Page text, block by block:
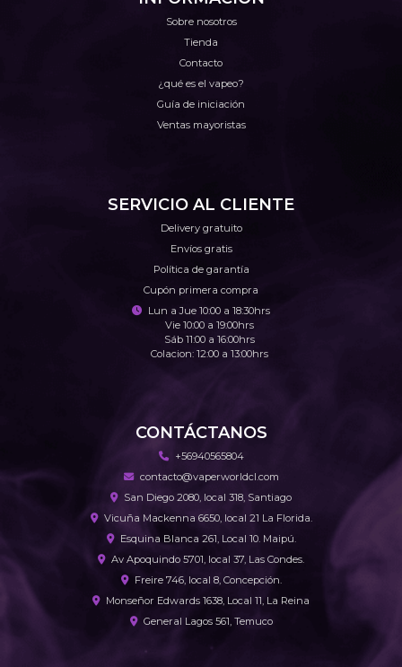
Sobre nosotros
Tienda
Contacto
¿qué es el vapeo?
Guía de iniciación
Ventas mayoristas
SERVICIO AL CLIENTE
Delivery gratuito
Envíos gratis
Política de garantía
Cupón primera compra
Lun a Jue 10:00 a 18:30hrs
Vie 10:00 a 19:00hrs
Sáb 11:00 a 16:00hrs
Colacion: 12:00 a 13:00hrs
CONTÁCTANOS
+56940565804
contacto@vaperworldcl.com
San Diego 2080, local 318, Santiago
Vicuña Mackenna 6650, local 21 La Florida.
Esquina Blanca 261, Local 10. Maipú.
Av Apoquindo 5701, local 37, Las Condes.
Freire 746, local 8, Concepción.
Monseñor Edwards 1638, Local 11, La Reina
General Lagos 561, Temuco